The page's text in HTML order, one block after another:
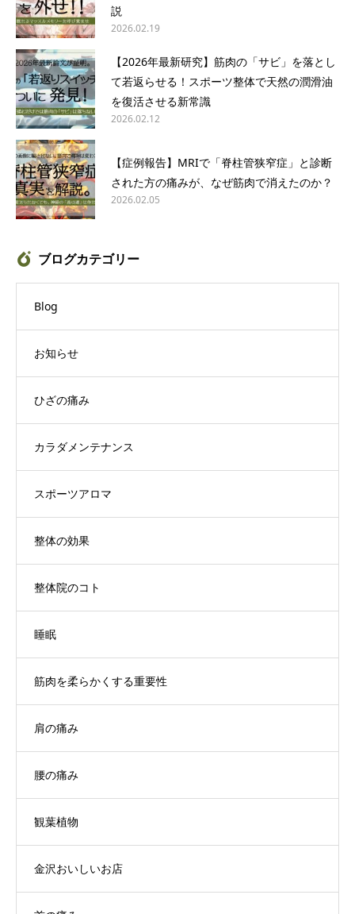
説
2026.02.19
【2026年最新研究】筋肉の「サビ」を落とし
て若返らせる！スポーツ整体で天然の潤滑油
を復活させる新常識
2026.02.12
【症例報告】MRIで「脊柱管狭窄症」と診断
された方の痛みが、なぜ筋肉で消えたのか？
2026.02.05
ブログカテゴリー
Blog
お知らせ
ひざの痛み
カラダメンテナンス
スポーツアロマ
整体の効果
整体院のコト
睡眠
筋肉を柔らかくする重要性
肩の痛み
腰の痛み
観葉植物
金沢おいしいお店